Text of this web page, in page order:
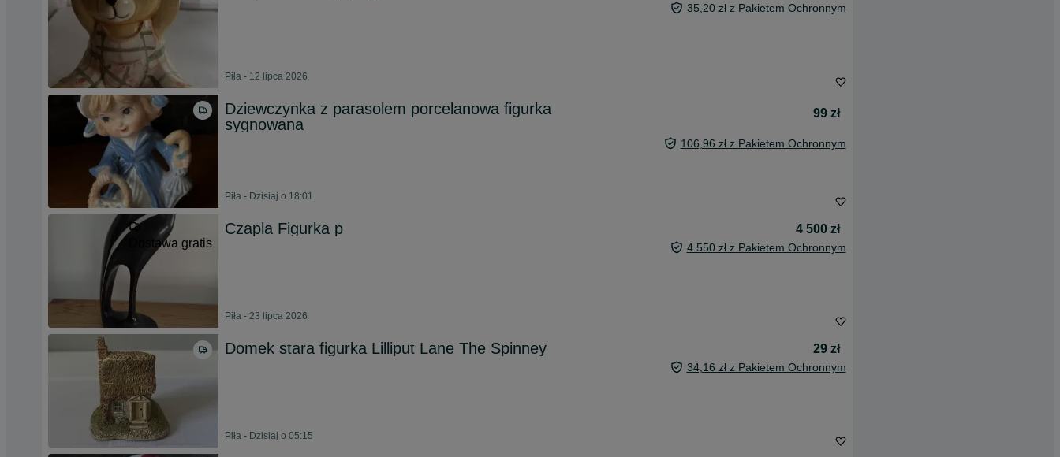
35,20 zł z Pakietem Ochronnym
Piła - 12 lipca 2026
Dziewczynka z parasolem porcelanowa figurka
sygnowana
99 zł
106,96 zł z Pakietem Ochronnym
Piła - Dzisiaj o 18:01
Dostawa gratis
Czapla Figurka p 4 500 zł
4 550 zł z Pakietem Ochronnym
Piła - 23 lipca 2026
Domek stara figurka Lilliput Lane The Spinney 29 zł
34,16 zł z Pakietem Ochronnym
Piła - Dzisiaj o 05:15